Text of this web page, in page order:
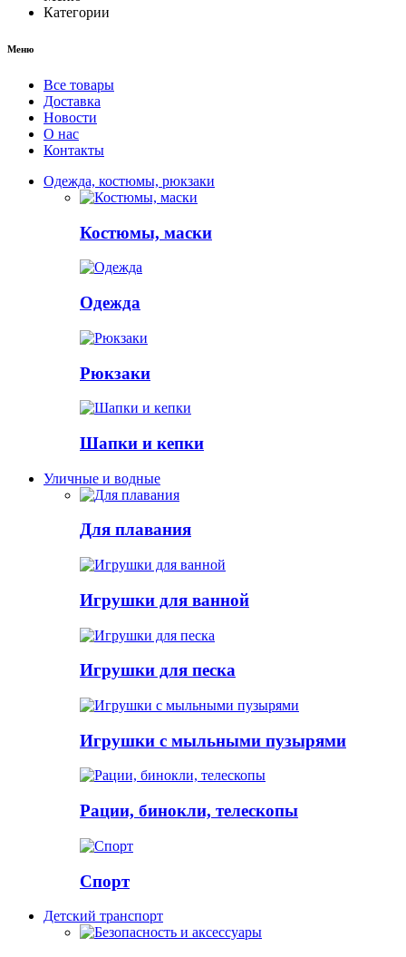
Категории
Меню
Все товары
Доставка
Новости
О нас
Контакты
Одежда, костюмы, рюкзаки
Костюмы, маски
Одежда
Рюкзаки
Шапки и кепки
Уличные и водные
Для плавания
Игрушки для ванной
Игрушки для песка
Игрушки с мыльными пузырями
Рации, бинокли, телескопы
Спорт
Детский транспорт